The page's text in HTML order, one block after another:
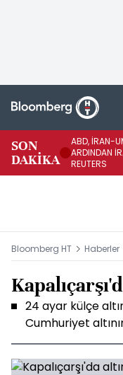
SON
DAKİKA
ABD, İRAN-
ARDINDAN
REUTERS
Bloomberg HT Haberler
24 ayar külçe
Cumhuriyet